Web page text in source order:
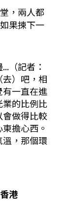
，兩人都
果揀下一
（記者：
）吧，相
一直在進
的比例比
做得比較
擔心西。
，那個環
港